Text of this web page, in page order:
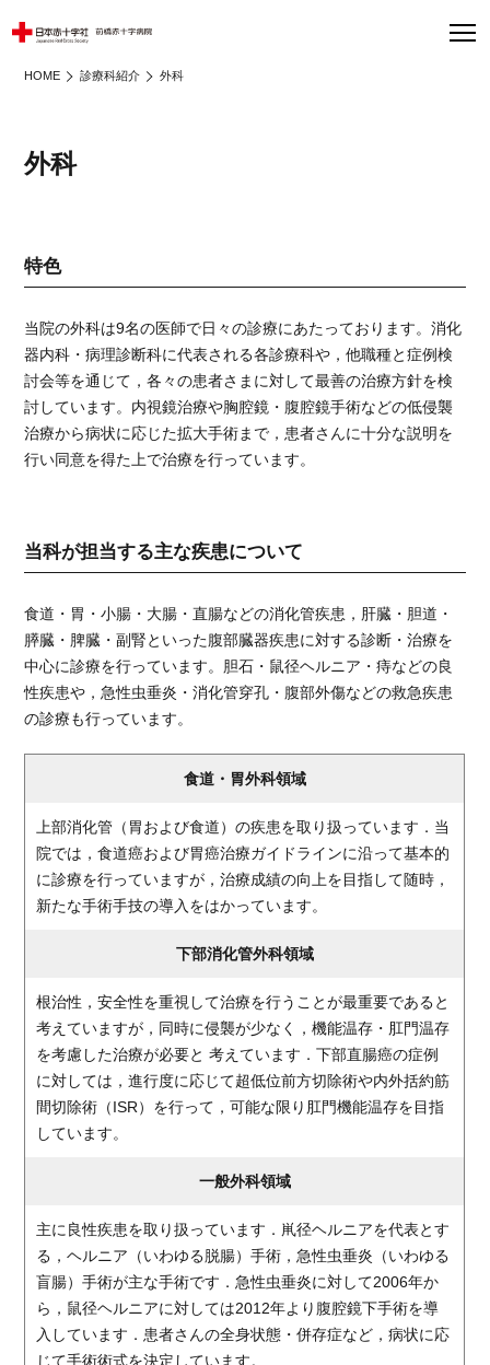
HOME 診療科紹介 外科
外科
特色
当院の外科は9名の医師で日々の診療にあたっております。消化
器内科・病理診断科に代表される各診療科や，他職種と症例検
討会等を通じて，各々の患者さまに対して最善の治療方針を検
討しています。内視鏡治療や胸腔鏡・腹腔鏡手術などの低侵襲
治療から病状に応じた拡大手術まで，患者さんに十分な説明を
行い同意を得た上で治療を行っています。
当科が担当する主な疾患について
食道・胃・小腸・大腸・直腸などの消化管疾患，肝臓・胆道・
膵臓・脾臓・副腎といった腹部臓器疾患に対する診断・治療を
中心に診療を行っています。胆石・鼠径ヘルニア・痔などの良
性疾患や，急性虫垂炎・消化管穿孔・腹部外傷などの救急疾患
の診療も行っています。
食道・胃外科領域
上部消化管（胃および食道）の疾患を取り扱っています．当
院では，食道癌および胃癌治療ガイドラインに沿って基本的
に診療を行っていますが，治療成績の向上を目指して随時，
新たな手術手技の導入をはかっています。
下部消化管外科領域
根治性，安全性を重視して治療を行うことが最重要であると
考えていますが，同時に侵襲が少なく，機能温存・肛門温存
を考慮した治療が必要と 考えています．下部直腸癌の症例
に対しては，進行度に応じて超低位前方切除術や内外括約筋
間切除術（ISR）を行って，可能な限り肛門機能温存を目指
しています。
一般外科領域
主に良性疾患を取り扱っています．鼡径ヘルニアを代表とす
る，ヘルニア（いわゆる脱腸）手術，急性虫垂炎（いわゆる
盲腸）手術が主な手術です．急性虫垂炎に対して2006年か
ら，鼠径ヘルニアに対しては2012年より腹腔鏡下手術を導
入しています．患者さんの全身状態・併存症など，病状に応
じて手術術式を決定しています。